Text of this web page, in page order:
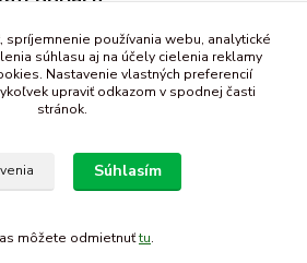
spríjemnenie používania webu, analytické
súhlasu aj na účely cielenia reklamy
Nastavenie vlastných preferencií
upraviť odkazom v spodnej časti
stránok.
Súhlasím
môžete odmietnuťtu.